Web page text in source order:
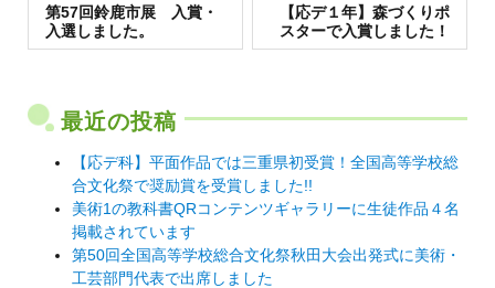
稿
ナ
ゲ
シ
ョ
ン
過
去
の
第57回鈴鹿市展 入賞・
入選しました。
の
投
【応デ１年】森づくりポ
スターで入賞しました！
最近の投稿
【応デ科】平面作品では三重県初受賞！全国高等学校総
合文化祭で奨励賞を受賞しました!!
美術1の教科書QRコンテンツギャラリーに生徒作品４名
掲載されています
第50回全国高等学校総合文化祭秋田大会出発式に美術・
工芸部門代表で出席しました